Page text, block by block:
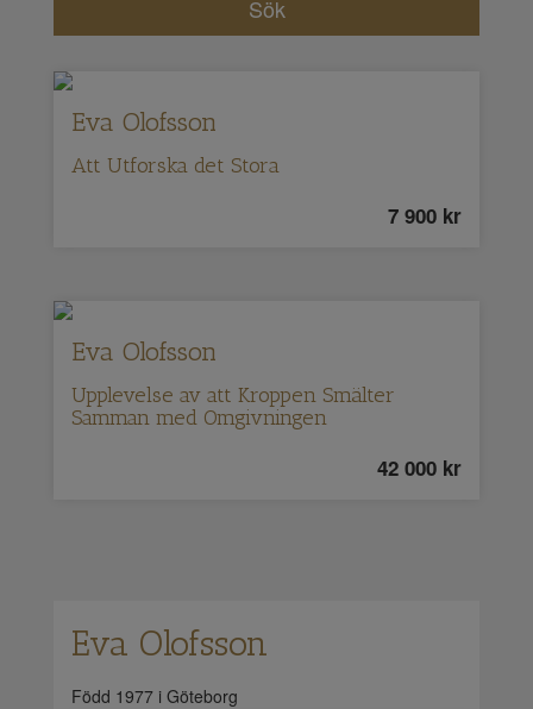
Eva Olofsson
Att Utforska det Stora
7 900 kr
Eva Olofsson
Upplevelse av att Kroppen Smälter
Samman med Omgivningen
42 000 kr
Eva Olofsson
Född 1977 i Göteborg